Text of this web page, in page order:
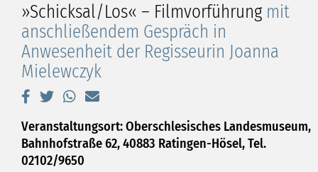
»Schicksal/Los« – Filmvorführung mit
anschließendem Gespräch in
Anwesenheit der Regisseurin Joanna
Mielewczyk
Veranstaltungsort: Oberschlesisches Landesmuseum,
Bahnhofstraße 62, 40883 Ratingen-Hösel, Tel.
02102/9650